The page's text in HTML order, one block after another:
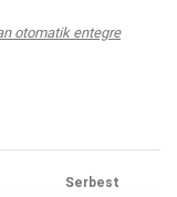
otomatik entegre
Serbest